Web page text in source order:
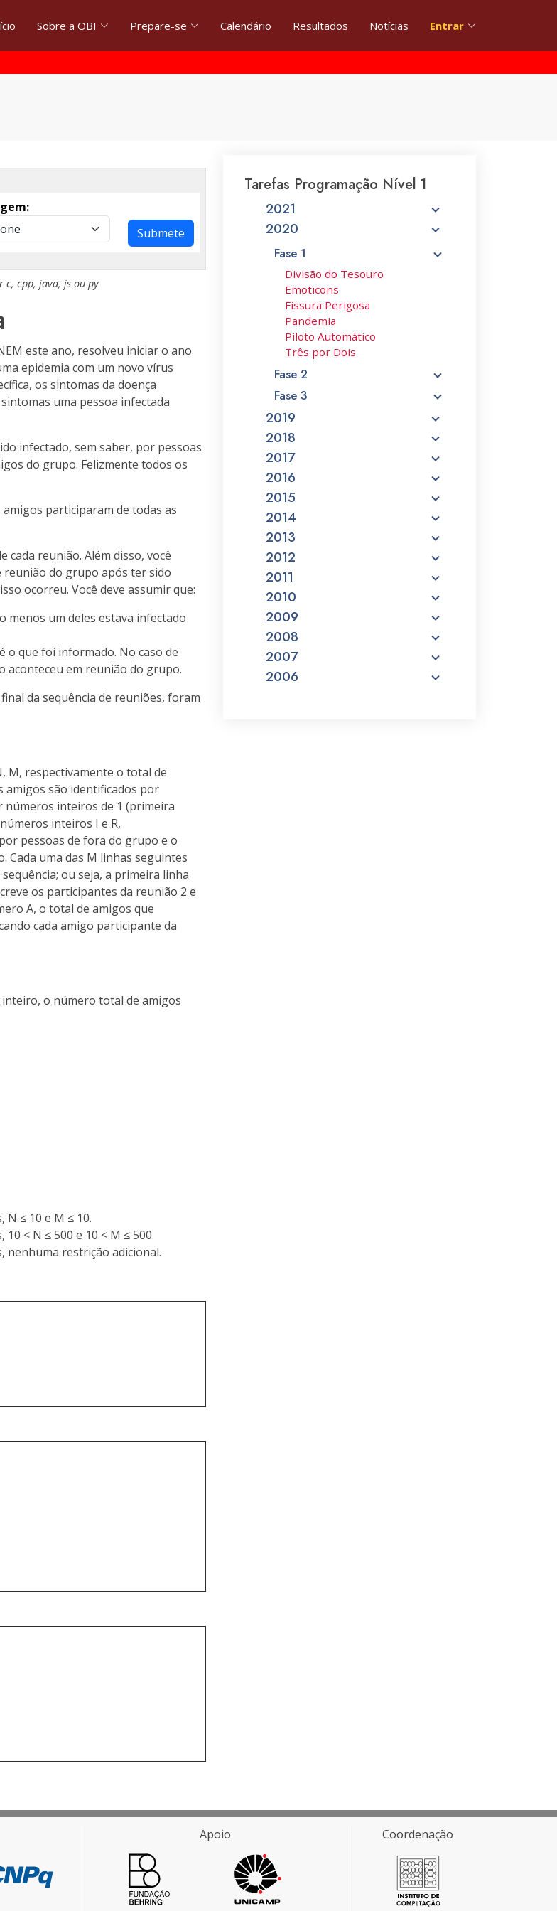
Sobre a OBI Prepare-se Calendário Resultados Notícias Entrar
Submete
c, cpp, java, js ou py
este ano, resolveu iniciar o ano
epidemia com um novo vírus
os sintomas da doença
uma pessoa infectada
infectado, sem saber, por pessoas
do grupo. Felizmente todos os
participaram de todas as
cada reunião. Além disso, você
reunião do grupo após ter sido
ocorreu. Você deve assumir que:
menos um deles estava infectado
o que foi informado. No caso de
aconteceu em reunião do grupo.
da sequência de reuniões, foram
M, respectivamente o total de
amigos são identificados por
números inteiros de 1 (primeira
inteiros I e R,
pessoas de fora do grupo e o
uma das M linhas seguintes
ou seja, a primeira linha
os participantes da reunião 2 e
A, o total de amigos que
cada amigo participante da
o número total de amigos
≤ 10 e M ≤ 10.
< N ≤ 500 e 10 < M ≤ 500.
nenhuma restrição adicional.
Tarefas Programação Nível 1
2021
2020
Fase 1
Divisão do Tesouro
Emoticons
Fissura Perigosa
Pandemia
Piloto Automático
Três por Dois
Fase 2
Fase 3
2019
2018
2017
2016
2015
2014
2013
2012
2011
2010
2009
2008
2007
2006
Apoio Coordenação